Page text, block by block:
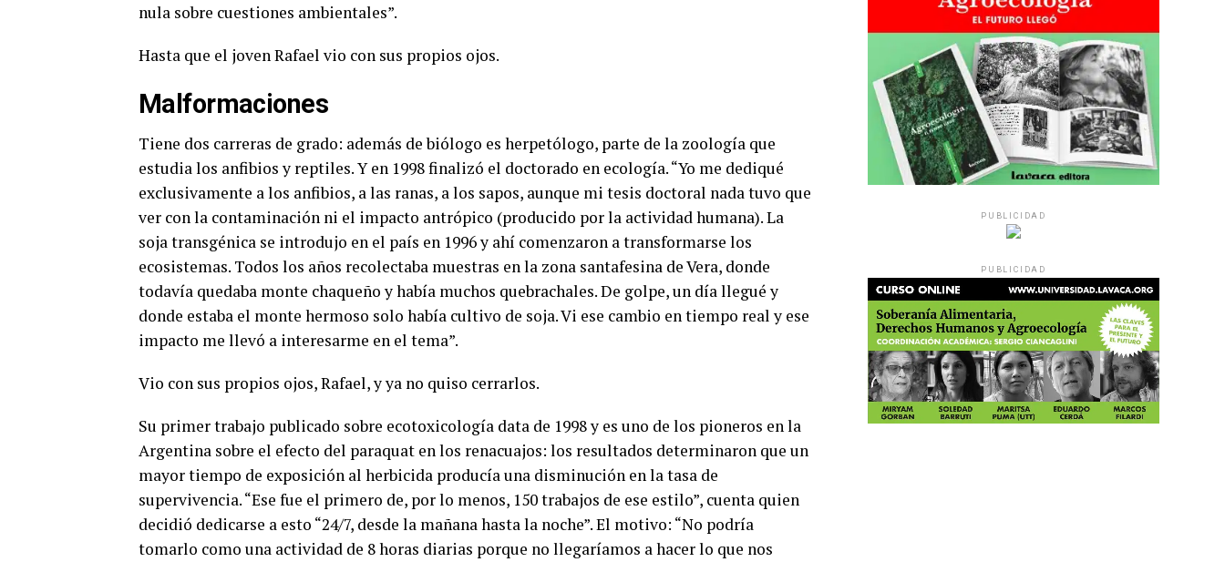
nula sobre cuestiones ambientales”.
Hasta que el joven Rafael vio con sus propios ojos.
Malformaciones
Tiene dos carreras de grado: además de biólogo es herpetólogo, parte de la zoología que
estudia los anfibios y reptiles. Y en 1998 finalizó el doctorado en ecología. “Yo me dediqué
exclusivamente a los anfibios, a las ranas, a los sapos, aunque mi tesis doctoral nada tuvo que
ver con la contaminación ni el impacto antrópico (producido por la actividad humana). La
soja transgénica se introdujo en el país en 1996 y ahí comenzaron a transformarse los
ecosistemas. Todos los años recolectaba muestras en la zona santafesina de Vera, donde
todavía quedaba monte chaqueño y había muchos quebrachales. De golpe, un día llegué y
donde estaba el monte hermoso solo había cultivo de soja. Vi ese cambio en tiempo real y ese
impacto me llevó a interesarme en el tema”.
Vio con sus propios ojos, Rafael, y ya no quiso cerrarlos.
Su primer trabajo publicado sobre ecotoxicología data de 1998 y es uno de los pioneros en la
Argentina sobre el efecto del paraquat en los renacuajos: los resultados determinaron que un
mayor tiempo de exposición al herbicida producía una disminución en la tasa de
supervivencia. “Ese fue el primero de, por lo menos, 150 trabajos de ese estilo”, cuenta quien
decidió dedicarse a esto “24/7, desde la mañana hasta la noche”. El motivo: “No podría
tomarlo como una actividad de 8 horas diarias porque no llegaríamos a hacer lo que nos
PUBLICIDAD
PUBLICIDAD